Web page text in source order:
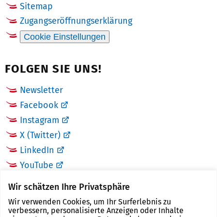
Wir schätzen Ihre Privatsphäre
Wir verwenden Cookies, um Ihr Surferlebnis zu
verbessern, personalisierte Anzeigen oder Inhalte
Sitemap
Zugangseröffnungserklärung
Cookie Einstellungen
FOLGEN SIE UNS!
Newsletter
Facebook
Instagram
X (Twitter)
LinkedIn
YouTube
LINKS